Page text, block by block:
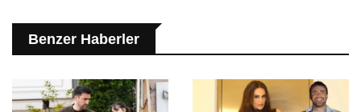
Benzer Haberler